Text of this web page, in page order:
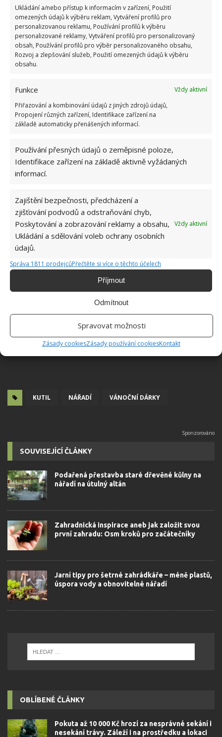
Ukládání a/nebo přístup k informacím v zařízení, Použití
omezených údajů k výběru reklam, Vytváření profilů pro
personalizovanou reklamu, Používání profilů k výběru
personalizované reklamy, Vytváření profilů pro personalizovaný
obsah, Používání profilů pro výběr personalizovaného obsahu,
Rozvoj a zlepšování služeb, Použití omezených údajů k výběru
obsahu.
Funkce
Vždy aktivní
Přiřazování a kombinování údajů z jiných zdrojů údajů,
Propojení různých zařízení, Identifikace zařízení na
základě automaticky přenášených informací.
Používání přesných údajů o zeměpisné poloze,
Identifikace zařízení na základě aktivně vyžádaných
informací.
Zajištění bezpečnosti, předcházení a
zjišťování podvodů a odstraňování chyb,
Poskytování a zobrazování reklamy a obsahu,
Ukládání a sdělování voleb ochrany osobních
údajů.
Vždy aktivní
Správa 1811 prodejcůPřečtěte si více o těchto účelech
Příjmout
Odmítnout
Spravovat možnosti
Zásady cookiesZásady používání cookiesKontakt
Aby měl kutil ve svém království vždy pořádek, pořiďte
mu organizéry a boxy. Může se jednat o rozkládací kufr
s přihrádkami, ale i nástěnný set. Různé regály,
poličky, přihrádky, dózy.
Tím seznam nekončí. Kutilovi je možné udělat radost
jeho dílně poměrně chladno, určitě jej potěší nějaký
ohřívač/přímotop. Nepohrdne ani knížkou s nápady a
novou židlí k pracovnímu stolu. Špatný nápad není ani
předplatné nějakého oblíbeného časopisu pro kutily.
KUTIL NÁŘADÍ VÁNOČNÍ DÁRKY
SOUVISEJÍCÍ ČLÁNKY
Podařená přestavba staré dřevěné kůlny na
nářadí na útulný altán
Zahradnická inspirace aneb jak založit svou
první zahradu: Osm kroků pro začátečníky
Jarní tipy pro šetrné zahrádkáře – méně plastů,
úspora vody a obnovitelné nářadí
OBLÍBENÉ ČLÁNKY
Pokuta až 10 000 Kč hrozí za nesprávné sekání i
nesekání trávy. Záleží i na prostředku a lokaci